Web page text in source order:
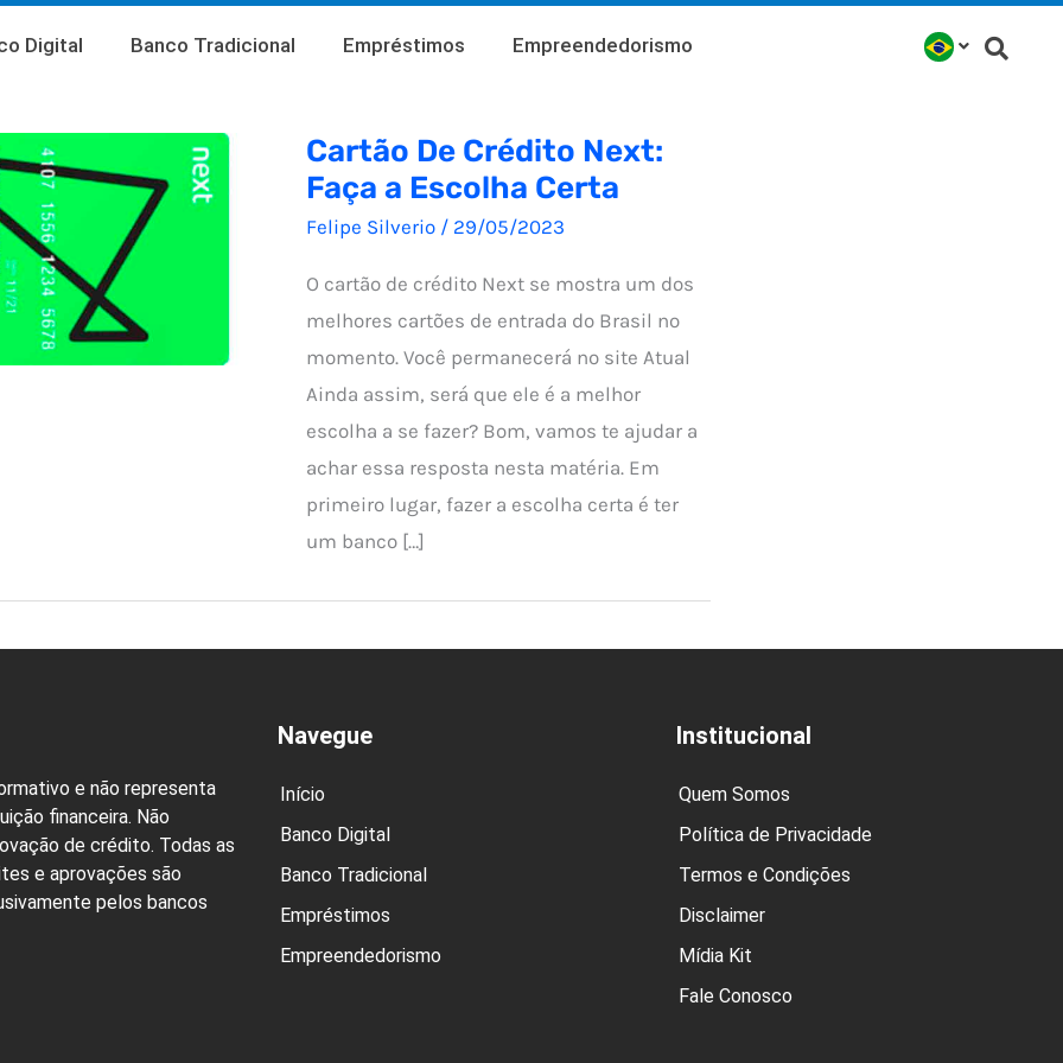
Digital Banco Tradicional Empréstimos Empreendedorismo
Cartão De Crédito Next:
Faça a Escolha Certa
Felipe Silverio / 29/05/2023
O cartão de crédito Next se mostra um dos
melhores cartões de entrada do Brasil no
momento. Você permanecerá no site Atual
Ainda assim, será que ele é a melhor
escolha a se fazer? Bom, vamos te ajudar a
achar essa resposta nesta matéria. Em
primeiro lugar, fazer a escolha certa é ter
um banco […]
e não representa
financeira. Não
de crédito. Todas as
e aprovações são
pelos bancos
Navegue
Início
Banco Digital
Banco Tradicional
Empréstimos
Empreendedorismo
Institucional
Quem Somos
Política de Privacidade
Termos e Condições
Disclaimer
Mídia Kit
Fale Conosco